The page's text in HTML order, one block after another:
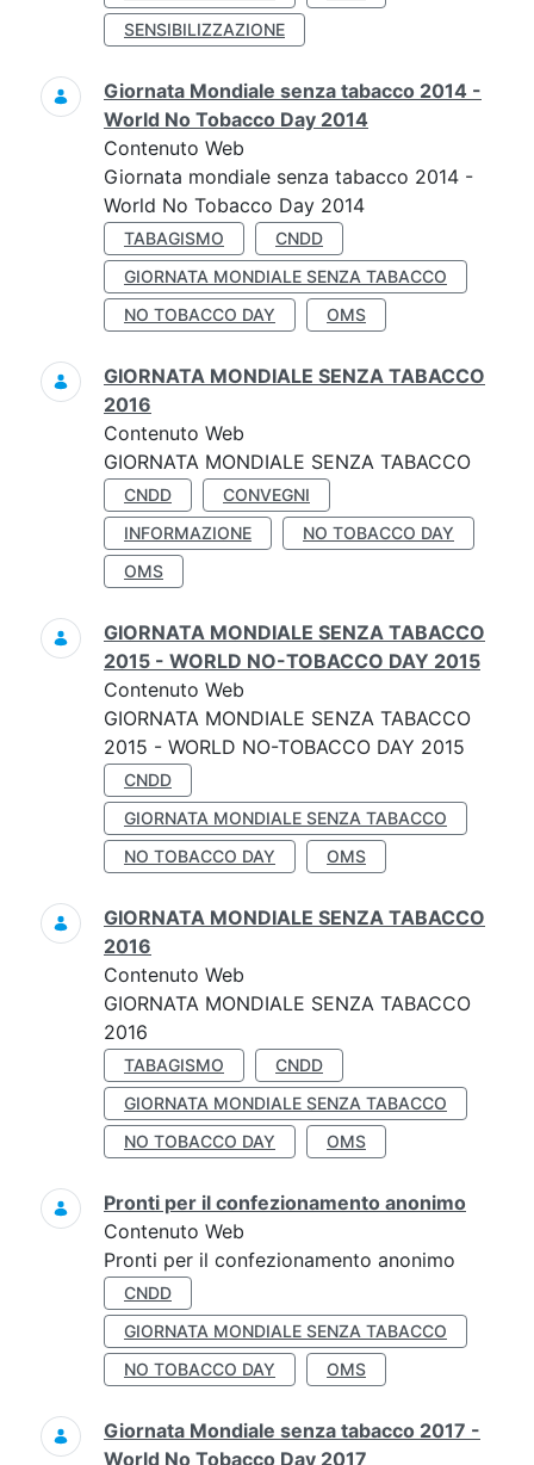
SENSIBILIZZAZIONE
Giornata Mondiale senza tabacco 2014 -
World No Tobacco Day 2014
Contenuto Web
Giornata mondiale senza tabacco 2014 -
World No Tobacco Day 2014
TABAGISMO
CNDD
GIORNATA MONDIALE SENZA TABACCO
NO TOBACCO DAY
OMS
GIORNATA MONDIALE SENZA TABACCO
2016
Contenuto Web
GIORNATA MONDIALE SENZA TABACCO
CNDD
CONVEGNI
INFORMAZIONE
NO TOBACCO DAY
OMS
GIORNATA MONDIALE SENZA TABACCO
2015 - WORLD NO-TOBACCO DAY 2015
Contenuto Web
GIORNATA MONDIALE SENZA TABACCO
2015 - WORLD NO-TOBACCO DAY 2015
CNDD
GIORNATA MONDIALE SENZA TABACCO
NO TOBACCO DAY
OMS
GIORNATA MONDIALE SENZA TABACCO
2016
Contenuto Web
GIORNATA MONDIALE SENZA TABACCO
2016
TABAGISMO
CNDD
GIORNATA MONDIALE SENZA TABACCO
NO TOBACCO DAY
OMS
Pronti per il confezionamento anonimo
Contenuto Web
Pronti per il confezionamento anonimo
CNDD
GIORNATA MONDIALE SENZA TABACCO
NO TOBACCO DAY
OMS
Giornata Mondiale senza tabacco 2017 -
World No Tobacco Day 2017